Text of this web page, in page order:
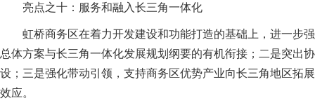
亮点之十：服务和融入长三角一体化
虹桥商务区在着力开发建设和功能打造的基础上，进一步
总体方案与长三角一体化发展规划纲要的有机衔接；二是突出
设；三是强化带动引领，支持商务区优势产业向长三角地区拓
效应。